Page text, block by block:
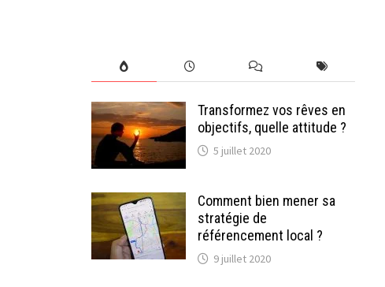
Transformez vos rêves en
objectifs, quelle attitude ?
5 juillet 2020
Comment bien mener sa
stratégie de
référencement local ?
9 juillet 2020